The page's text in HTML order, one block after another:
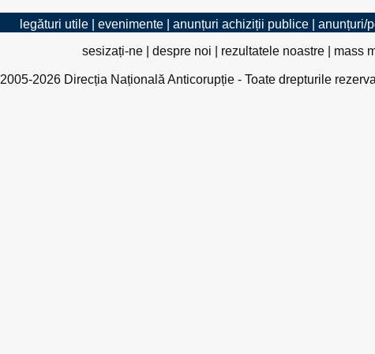
legături utile| evenimente| anunțuri achiziții publice| anunțuri/
sesizați-ne| despre noi rezultatele noastre| mass
2005-2026 Direcția Națională Anticorupție - Toate drepturile